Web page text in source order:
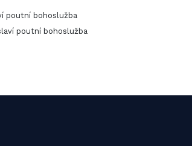
poutní bohoslužba
poutní bohoslužba